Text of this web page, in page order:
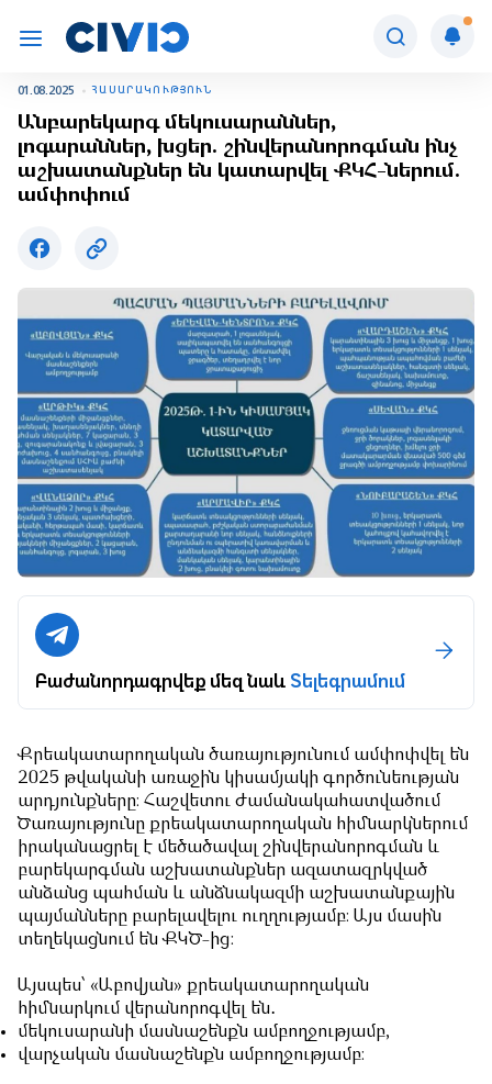
01.08.2025 ՀԱՍԱՐԱԿՈՒԹՅՈՒՆ
Անբարեկարգ մեկուսարաններ,
լոգարաններ, խցեր. շինվերանորոգման ինչ
աշխատանքներ են կատարվել ՔԿՀ-ներում.
ամփոփում
Բաժանորդագրվեք մեզ նաևՏելեգրամում
Քրեակատարողական ծառայությունում ամփոփվել են
2025 թվականի առաջին կիսամյակի գործունեության
արդյունքները։ Հաշվետու ժամանակահատվածում
Ծառայությունը քրեակատարողական հիմնարկներում
իրականացրել է մեծածավալ շինվերանորոգման և
բարեկարգման աշխատանքներ ազատազրկված
անձանց պահման և անձնակազմի աշխատանքային
պայմանները բարելավելու ուղղությամբ։ Այս մասին
տեղեկացնում են ՔԿԾ-ից:
Այսպես՝ «Աբովյան» քրեակատարողական
հիմնարկում վերանորոգվել են․
մեկուսարանի մասնաշենքն ամբողջությամբ,
վարչական մասնաշենքն ամբողջությամբ։